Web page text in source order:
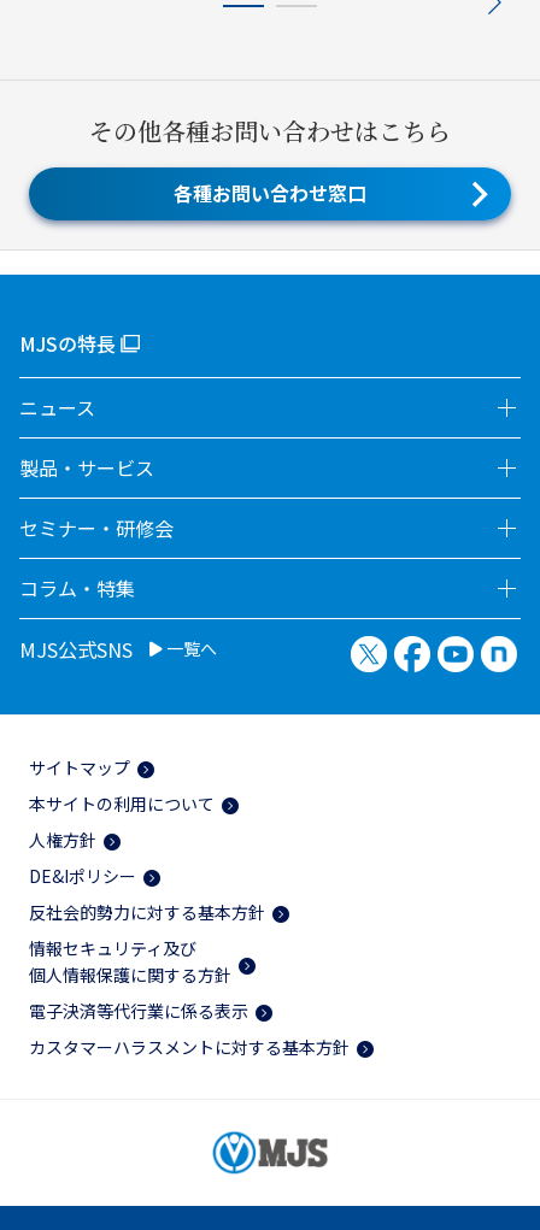
その他各種お問い合わせはこちら
各種お問い合わせ窓口
MJSの特長
ニュース
製品・サービス
セミナー・研修会
コラム・特集
MJS公式SNS 一覧へ X（旧Twitter）
Facebook
サイトマップ
本サイトの利用について
人権方針
DE&Iポリシー
反社会的勢力に対する基本方針
情報セキュリティ及び
個人情報保護に関する方針
電子決済等代行業に係る表示
カスタマーハラスメントに対する基本方針